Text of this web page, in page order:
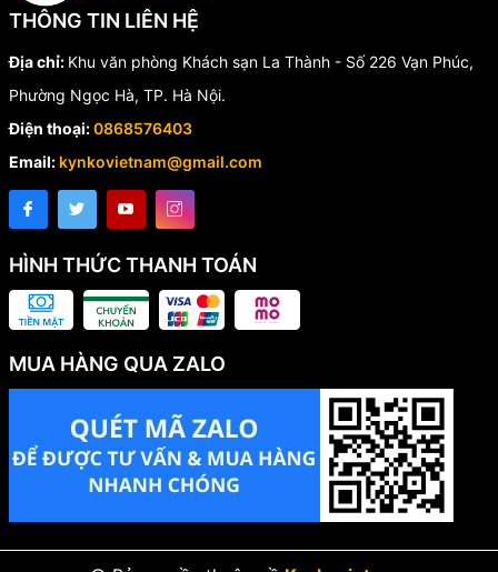
THÔNG TIN LIÊN HỆ
Địa chỉ: Khu văn phòng Khách sạn La Thành - Số 226 Vạn Phúc,
Phường Ngọc Hà, TP. Hà Nội.
Điện thoại:0868576403
Email: kynkovietnam@gmail.com
HÌNH THỨC THANH TOÁN
MUA HÀNG QUA ZALO